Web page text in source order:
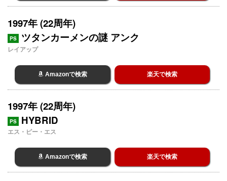
1997年 (22周年)
PS ツタンカーメンの謎 アンク
レイアップ
Amazonで検索 楽天で検索
1997年 (22周年)
PS HYBRID
エス・ピー・エス
Amazonで検索 楽天で検索